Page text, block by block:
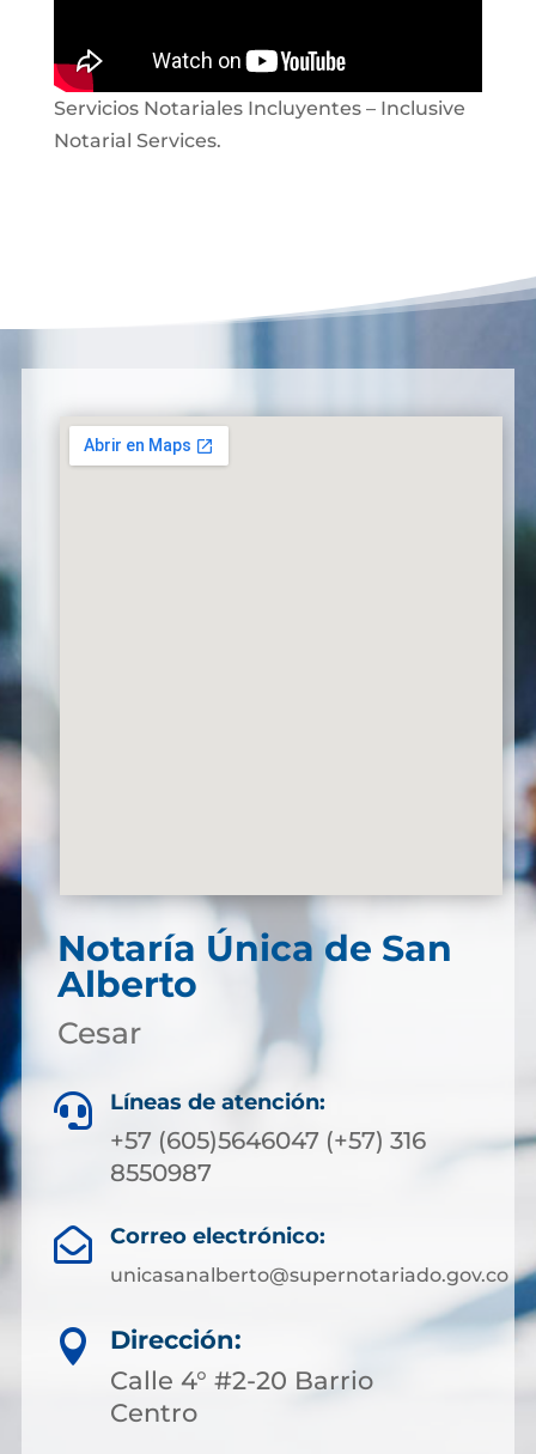
Servicios Notariales Incluyentes – Inclusive
Notarial Services.
Notaría Única de San
Alberto
Cesar
 Líneas de atención:
+57 (605)5646047 (+57) 316
8550987
 Correo electrónico:
unicasanalberto@supernotariado.gov.co

Dirección:
Calle 4° #2-20 Barrio
Centro